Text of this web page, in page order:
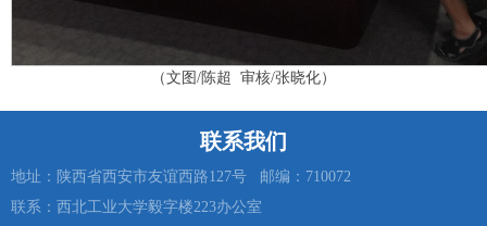
（文图/陈超 审核/张晓化）
联系我们
地址：陕西省西安市友谊西路127号 邮编：710072
联系：西北工业大学毅字楼223办公室